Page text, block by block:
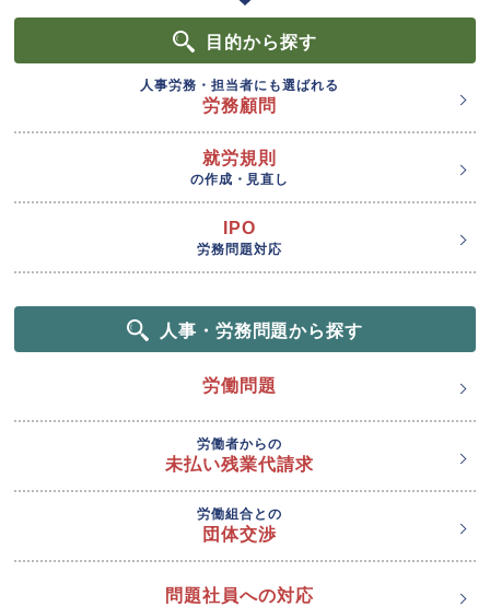
目的から探す
人事労務・担当者にも選ばれる
労務顧問
就労規則
の作成・見直し
IPO
労務問題対応
人事・労務問題から探す
労働問題
労働者からの
未払い残業代請求
労働組合との
団体交渉
問題社員への対応